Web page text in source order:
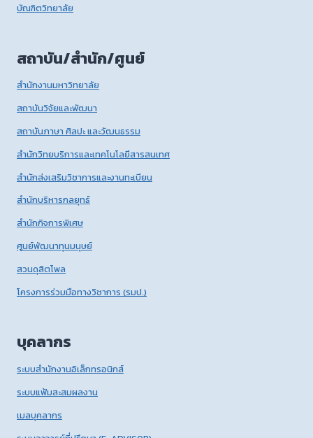
บัณฑิตวิทยาลัย
สถาบัน/สำนัก/ศูนย์
สำนักงานมหาวิทยาลัย
สถาบันวิจัยและพัฒนา
สถาบันภาษา ศิลปะ และวัฒนธรรม
สำนักวิทยบริการและเทคโนโลยีสารสนเทศ
สำนักส่งเสริมวิชาการและงานทะเบียน
สำนักบริหารกลยุทธ์
สำนักกิจการพิเศษ
ศูนย์พัฒนาทุนมนุษย์
สวนดุสิตโพล
โครงการร่วมมือทางวิชาการ (รมป.)
บุคลากร
ระบบสำนักงานอิเล็กทรอนิกส์
ระบบแฟ้มสะสมผลงาน
เมลบุคลากร